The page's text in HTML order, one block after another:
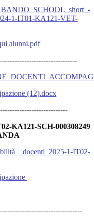
1-IT01-KA121-VET-
alunni.pdf
(12).docx
KA121-SCH-000308249
1-IT02-